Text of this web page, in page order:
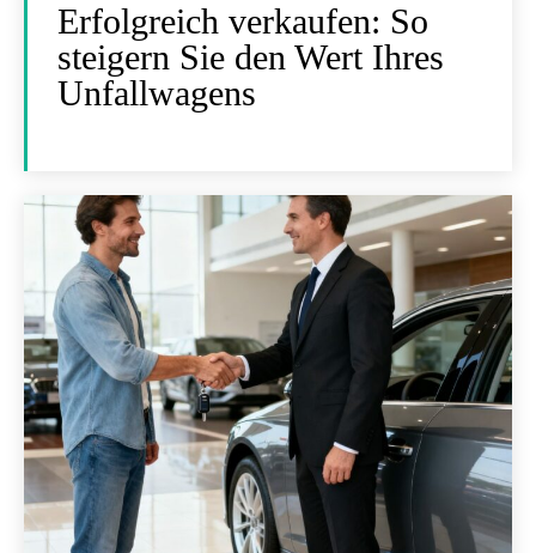
Erfolgreich verkaufen: So
steigern Sie den Wert Ihres
Unfallwagens